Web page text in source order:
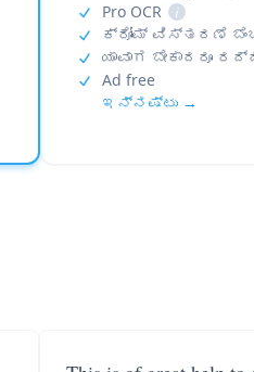
Pro OCR
i
ಕ್ರೋಮ್ ವಿಸ್ತರಣೆ
ಯಾವಾಗ ಬೇಕಾದರೂ
Ad free
ಇನ್ನಷ್ಟು →